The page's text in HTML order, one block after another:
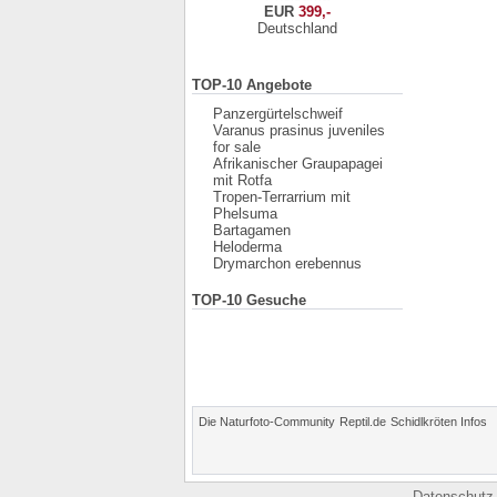
EUR399,-
Deutschland
TOP-10 Angebote
Panzergürtelschweif
Varanus prasinus juveniles
for sale
Afrikanischer Graupapagei
mit Rotfa
Tropen-Terrarrium mit
Phelsuma
Bartagamen
Heloderma
Drymarchon erebennus
TOP-10 Gesuche
Die Naturfoto-Community Reptil.de Schidlkröten Infos